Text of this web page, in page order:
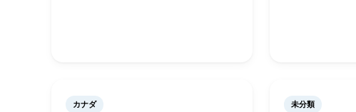
カナダ 未分類